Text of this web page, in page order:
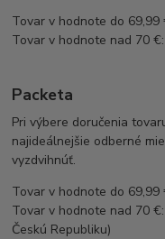
Tovar v hodnote do 69,99
Tovar v hodnote nad 70
Packeta
Pri výbere doručenia
najideálnejšie odberné
vyzdvihnúť.
Tovar v hodnote do 69,99
Tovar v hodnote nad 70
Českú Republiku)